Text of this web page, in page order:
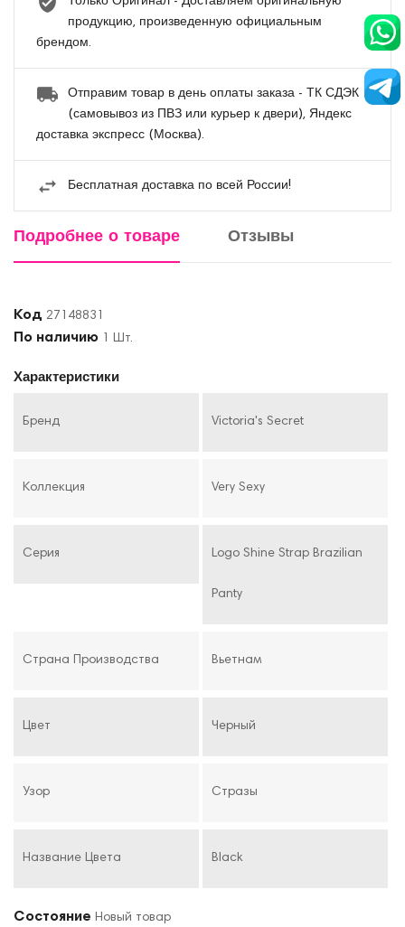
продукцию, произведенную официальным
брендом.
Отправим товар в день оплаты заказа - ТК СДЭК
(самовывоз из ПВЗ или курьер к двери), Яндекс
доставка экспресс (Москва).
Бесплатная доставка по всей России!
Подробнее о товаре Отзывы
Код 27148831
По наличию 1 Шт.
Характеристики
Бренд Victoria's Secret
Коллекция Very Sexy
Серия Logo Shine Strap Brazilian
Panty
Страна Производства Вьетнам
Цвет Черный
Узор Стразы
Название Цвета Black
Состояние Новый товар